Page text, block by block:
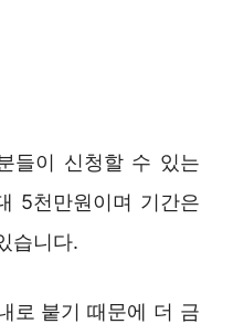
들이 신청할 수 있는
5천만원이며 기간은
습니다.
로 붙기 때문에 더 금